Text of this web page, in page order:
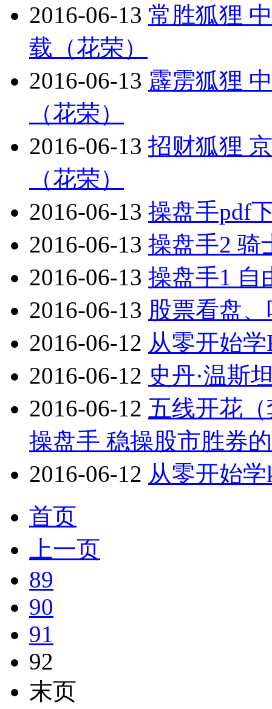
2016-06-13 常胜狐狸
载（花荣）
2016-06-13 霹雳狐狸
（花荣）
2016-06-13 招财狐狸
（花荣）
2016-06-13 操盘手pdf
2016-06-13 操盘手2 骑
2016-06-13 操盘手1 自
2016-06-13 股票看盘
2016-06-12 从零开始
2016-06-12 史丹·温斯
2016-06-12 五线开花
操盘手 稳操股市胜券的
2016-06-12 从零开始
首页
上一页
89
90
91
92
末页